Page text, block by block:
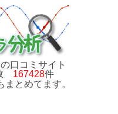
口コミサイト
167428件
まとめてます。